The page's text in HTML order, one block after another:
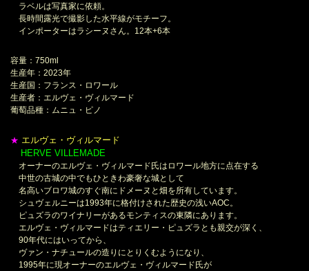
ラベルは写真家に依頼。
長時間露光で撮影した水平線がモチーフ。
インポーターはラシーヌさん。12本+6本
容量：750ml
生産年：2023年
生産国：フランス・ロワール
生産者：エルヴェ・ヴィルマード
葡萄品種：ムニュ・ピノ
★ エルヴェ・ヴィルマード
HERVE VILLEMADE
オーナーのエルヴェ・ヴィルマード氏はロワール地方に点在する
中世の古城の中でもひときわ豪奢な城として
名高いブロワ城のすぐ南にドメーヌと畑を所有しています。
シュヴェルニーは1993年に格付けされた歴史の浅いAOC。
ピュズラのワイナリーがあるモンティスの東隣にあります。
エルヴェ・ヴィルマードはティエリー・ピュズラとも親交が深く、
90年代にはいってから、
ヴァン・ナチュールの造りにとりくむようになり、
1995年に現オーナーのエルヴェ・ヴィルマード氏が